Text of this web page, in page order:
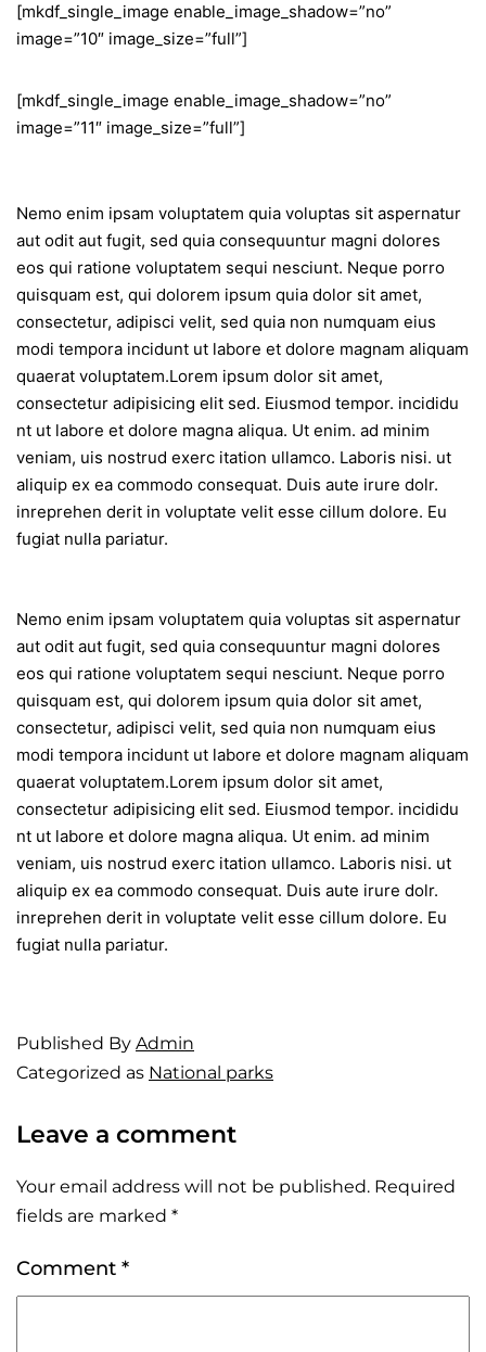
[mkdf_single_image enable_image_shadow=”no”
image=”10″ image_size=”full”]
[mkdf_single_image enable_image_shadow=”no”
image=”11″ image_size=”full”]
Nemo enim ipsam voluptatem quia voluptas sit aspernatur
aut odit aut fugit, sed quia consequuntur magni dolores
eos qui ratione voluptatem sequi nesciunt. Neque porro
quisquam est, qui dolorem ipsum quia dolor sit amet,
consectetur, adipisci velit, sed quia non numquam eius
modi tempora incidunt ut labore et dolore magnam aliquam
quaerat voluptatem.Lorem ipsum dolor sit amet,
consectetur adipisicing elit sed. Eiusmod tempor. incididu
nt ut labore et dolore magna aliqua. Ut enim. ad minim
veniam, uis nostrud exerc itation ullamco. Laboris nisi. ut
aliquip ex ea commodo consequat. Duis aute irure dolr.
inreprehen derit in voluptate velit esse cillum dolore. Eu
fugiat nulla pariatur.
Nemo enim ipsam voluptatem quia voluptas sit aspernatur
aut odit aut fugit, sed quia consequuntur magni dolores
eos qui ratione voluptatem sequi nesciunt. Neque porro
quisquam est, qui dolorem ipsum quia dolor sit amet,
consectetur, adipisci velit, sed quia non numquam eius
modi tempora incidunt ut labore et dolore magnam aliquam
quaerat voluptatem.Lorem ipsum dolor sit amet,
consectetur adipisicing elit sed. Eiusmod tempor. incididu
nt ut labore et dolore magna aliqua. Ut enim. ad minim
veniam, uis nostrud exerc itation ullamco. Laboris nisi. ut
aliquip ex ea commodo consequat. Duis aute irure dolr.
inreprehen derit in voluptate velit esse cillum dolore. Eu
fugiat nulla pariatur.
Published By Admin
Categorized as National parks
Leave a comment
Your email address will not be published. Required
fields are marked *
Comment *